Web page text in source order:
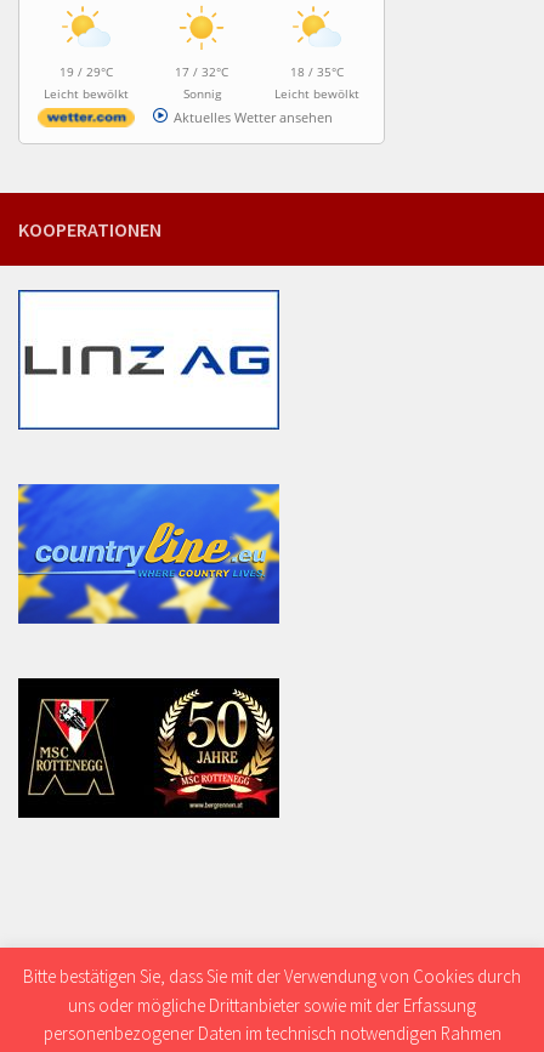
19 / 29°C
Leicht bewölkt
17 / 32°C
Sonnig
18 / 35°C
Leicht bewölkt
Aktuelles Wetter ansehen
KOOPERATIONEN
Bitte bestätigen Sie, dass Sie mit der Verwendung von Cookies durch
uns oder mögliche Drittanbieter sowie mit der Erfassung
personenbezogener Daten im technisch notwendigen Rahmen